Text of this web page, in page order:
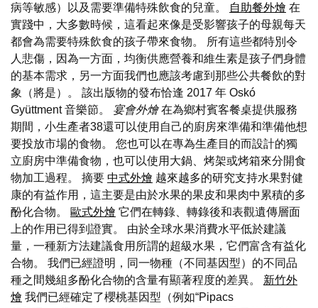
病等敏感）以及需要準備特殊飲食的兒童。
自助餐外燴 在
實踐中，大多數時候，這看起來像是受影響孩子的母親每天
都會為需要特殊飲食的孩子帶來食物。 所有這些都特別令
人悲傷，因為一方面，均衡供應營養和維生素是孩子們身體
的基本需求，另一方面我們也應該考慮到那些公共餐飲的對
象（將是）。 該出版物的發布恰逢 2017 年 Oskó
Gyüttment 音樂節。 宴會外燴在為鄉村賓客餐桌提供服務
期間，小生產者38還可以使用自己的廚房來準備和準備他想
要投放市場的食物。 您也可以在專為生產目的而設計的獨
立廚房中準備食物，也可以使用大鍋、烤架或烤箱來分開食
物加工過程。 摘要 中式外燴 越來越多的研究支持水果對健
康的有益作用，這主要是由於水果的果皮和果肉中累積的多
酚化合物。
歐式外燴 它們在轉錄、轉錄後和表觀遺傳層面
上的作用已得到證實。 由於全球水果消費水平低於建議
量，一種新方法建議食用所謂的超級水果，它們富含有益化
合物。 我們已經證明，同一物種（不同基因型）的不同品
種之間幾組多酚化合物的含量有顯著程度的差異。 新竹外
燴 我們已經確定了櫻桃基因型（例如“Pipacs